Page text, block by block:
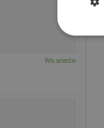
Wis selectie